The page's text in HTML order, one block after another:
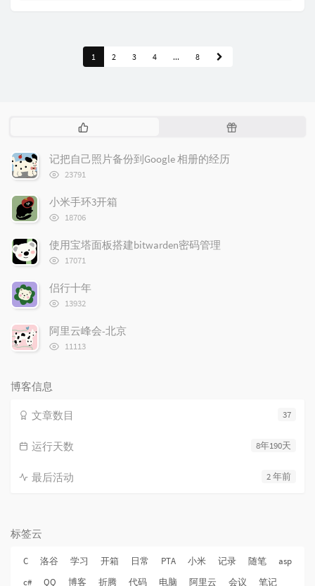
1 2 3 4 ... 8
文
随
记把自己照片备份到Google 相册的经历
浏
次
数:
23791
小米手环3开箱
浏
次
数:
18706
使用宝塔面板搭建bitwarden密码管理
浏
次
数:
17071
侣行十年
浏
次
数:
13932
阿里云峰会-北京
浏
11113
博客信息
37
文章数目
8年190天
运行天数
2 年前
最后活动
标签云
C 洛谷 学习 开箱 日常 PTA 小米 记录 随笔
asp
c#
QQ 博客 折腾 代码 电脑 阿里云 会议 笔记